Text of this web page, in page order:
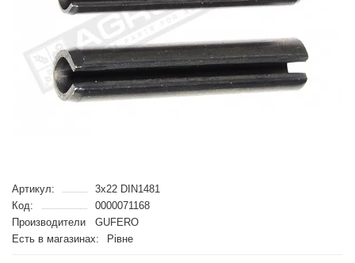
Артикул:
3x22 DIN1481
Код:
0000071168
Производители
GUFERO
Есть в магазинах:
Рівне